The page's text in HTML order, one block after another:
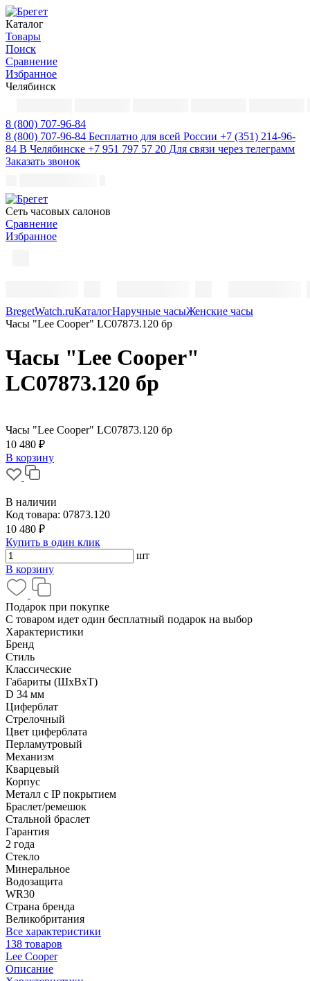
Каталог
Товары
Поиск
Сравнение
Избранное
Челябинск
8 (800) 707-96-84
8 (800) 707-96-84 Бесплатно для всей России +7 (351) 214-96-
84 В Челябинске +7 951 797 57 20 Для связи через телеграмм
Заказать звонок
Cеть часовых салонов
Сравнение
Избранное
BregetWatch.ruКаталогНаручные часыЖенские часы
Часы "Lee Cooper" LC07873.120 бр
Часы "Lee Cooper"
LC07873.120 бр
Часы "Lee Cooper" LC07873.120 бр
10 480 ₽
В корзину
В наличии
Код товара: 07873.120
10 480 ₽
Купить в один клик
шт
В корзину
Подарок при покупке
С товаром идет один бесплатный подарок на выбор
Характеристики
Бренд
Стиль
Классические
Габариты (ШхВхТ)
D 34 мм
Циферблат
Стрелочный
Цвет циферблата
Перламутровый
Механизм
Кварцевый
Корпус
Металл с IP покрытием
Браслет/ремешок
Стальной браслет
Гарантия
2 года
Стекло
Минеральное
Водозащита
WR30
Страна бренда
Великобритания
Все характеристики
138 товаров
Lee Cooper
Описание